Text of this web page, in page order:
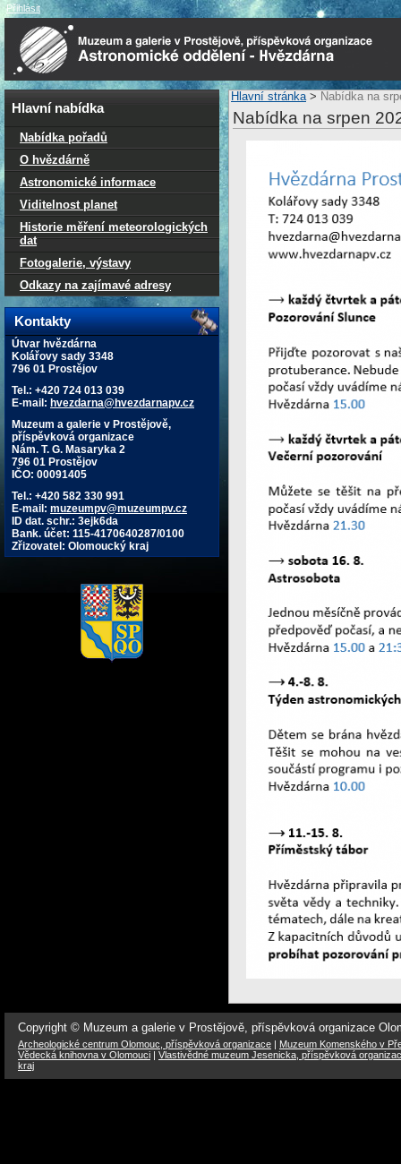
Hlavní nabídka
Nabídka pořadů
O hvězdárně
Astronomické informace
Viditelnost planet
Historie měření meteorologických
dat
Fotogalerie, výstavy
Odkazy na zajímavé adresy
Kontakty
Útvar hvězdárna
Kolářovy sady 3348
796 01 Prostějov
Tel.: +420 724 013 039
E-mail: hvezdarna@hvezdarnapv.cz
Muzeum a galerie v Prostějově,
příspěvková organizace
Nám. T. G. Masaryka 2
796 01 Prostějov
IČO: 00091405
Tel.: +420 582 330 991
E-mail: muzeumpv@muzeumpv.cz
ID dat. schr.: 3ejk6da
Bank. účet: 115-4170640287/0100
Zřizovatel: Olomoucký kraj
Hlavní stránka> Nabídka na
Nabídka na srpen
Copyright © Muzeum a galerie v Prostějově, příspěvková organizace
Archeologické centrum Olomouc, příspěvková organizace | Muzeum Komenského v
Vědecká knihovna v Olomouci | Vlastivědné muzeum Jesenicka, příspěvková
kraj
Přihlásit